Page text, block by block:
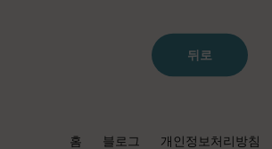
뒤로
홈 블로그 개인정보처리방침